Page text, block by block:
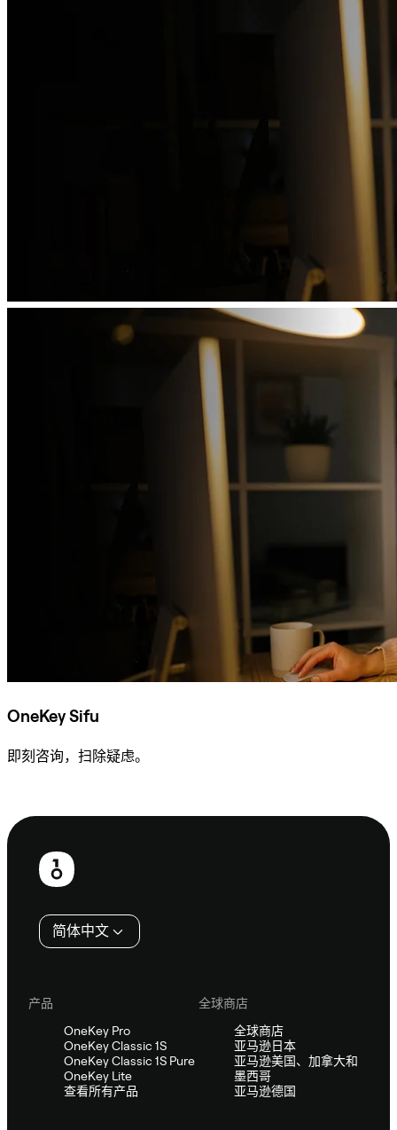
OneKey Sifu
即刻咨询，扫除疑虑。
页
简体中文
产品
OneKey Pro
OneKey Classic 1S
OneKey Classic 1S Pure
OneKey Lite
查看所有产品
全球商店
全球商店
亚马逊日本
亚马逊美国、加拿大和
墨西哥
亚马逊德国